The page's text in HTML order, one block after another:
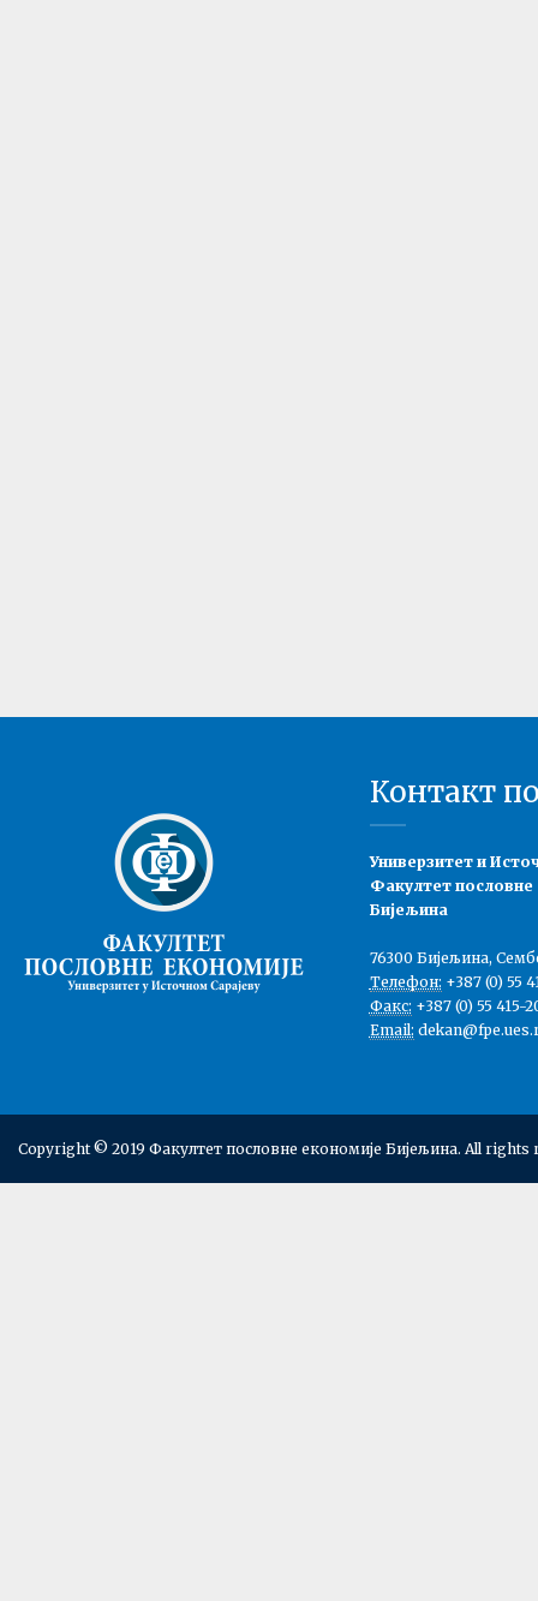
Контакт
Универзитет и
Факултет пословне
Бијељина
76300 Бијељина,
Телефон: +387 (0) 55
Факс: +387 (0) 55 415-
Email:
Copyright © 2019 Факултет пословне економије Бијељина. All rights